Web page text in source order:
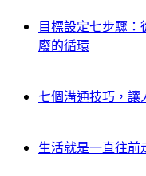
目標設定七步驟
廢的循環
七個溝通技巧，讓
生活就是一直往前